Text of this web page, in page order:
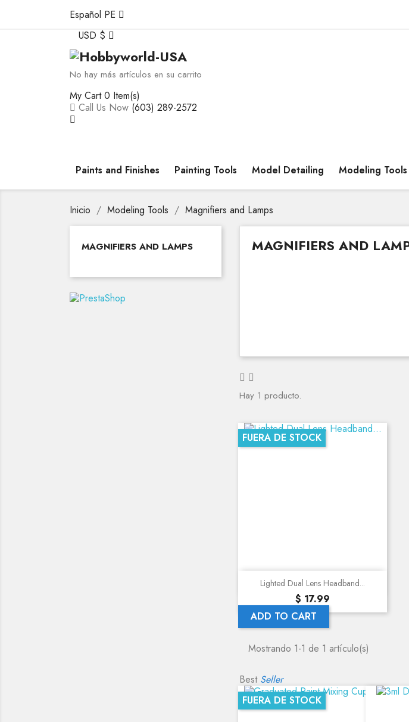
Español PE
USD $
No hay más artículos en su carrito
My Cart 0 Item(s)
Call Us Now (603) 289-2572
Paints and Finishes Painting Tools Model Detailing Modeling Tools
Inicio Modeling Tools Magnifiers and Lamps
MAGNIFIERS AND LAMPS MAGNIFIERS AND
Hay 1 producto.
FUERA DE STOCK
Quick view
Lighted Dual Lens Headband...
Precio
$ 17.99
ADD TO CART
Mostrando 1-1 de 1 artículo(s)
Best Seller
FUERA DE STOCK